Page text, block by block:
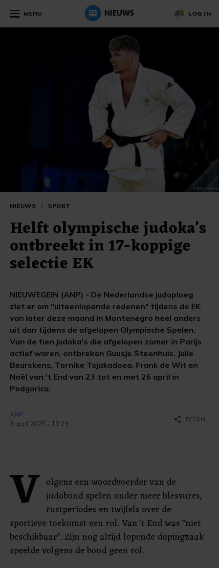
MENU LOG IN
NIEUWS / SPORT
Helft olympische judoka's
ontbreekt in 17-koppige
selectie EK
NIEUWEGEIN (ANP) - De Nederlandse judoploeg
ziet er om "uiteenlopende redenen" tijdens de EK
van later deze maand in Montenegro heel anders
uit dan tijdens de afgelopen Olympische Spelen.
Van de tien judoka's die afgelopen zomer in Parijs
actief waren, ontbreken Guusje Steenhuis, Julie
Beurskens, Tornike Tsjakadoea, Frank de Wit en
Noël van 't End van 23 tot en met 26 april in
Podgorica.
ANP
3 april 2025 - 11:29
share DELEN
V olgens een woordvoerder van de
judobond spelen onder meer blessures,
rustperiodes en twijfels over de
sportieve toekomst een rol. Van 't End was "niet
beschikbaar". Zijn nog altijd lopende dopingzaak
speelde volgens de bond geen rol.